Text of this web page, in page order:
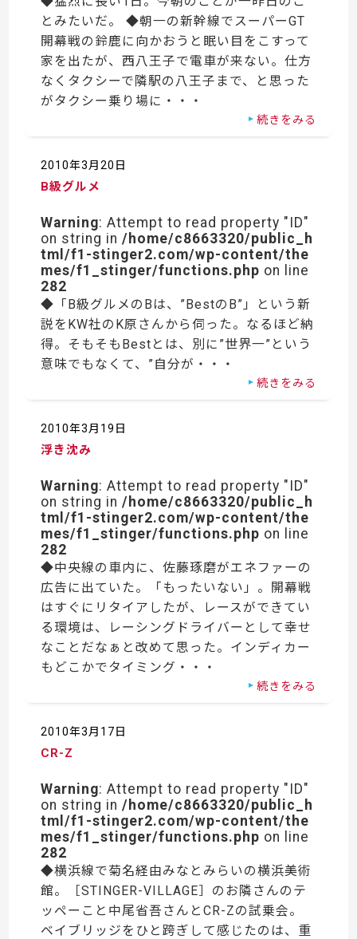
とみたいだ。 ◆朝一の新幹線でスーパーGT
開幕戦の鈴鹿に向かおうと眠い目をこすって
家を出たが、西八王子で電車が来ない。仕方
なくタクシーで隣駅の八王子まで、と思った
がタクシー乗り場に・・・
続きをみる
2010年3月20日
B級グルメ
Warning: Attempt to read property "ID"
on string in/home/c8663320/public_h
tml/f1-stinger2.com/wp-content/the
mes/f1_stinger/functions.php on line
282
◆「B級グルメのBは、”BestのB”」という新
説をKW社のK原さんから伺った。なるほど納
得。そもそもBestとは、別に”世界一”という
意味でもなくて、”自分が・・・
続きをみる
2010年3月19日
浮き沈み
Warning: Attempt to read property "ID"
on string in/home/c8663320/public_h
tml/f1-stinger2.com/wp-content/the
mes/f1_stinger/functions.php on line
282
◆中央線の車内に、佐藤琢磨がエネファーの
広告に出ていた。「もったいない」。開幕戦
はすぐにリタイアしたが、レースができてい
る環境は、レーシングドライバーとして幸せ
なことだなぁと改めて思った。インディカー
もどこかでタイミング・・・
続きをみる
2010年3月17日
CR-Z
Warning: Attempt to read property "ID"
on string in/home/c8663320/public_h
tml/f1-stinger2.com/wp-content/the
mes/f1_stinger/functions.php on line
282
◆横浜線で菊名経由みなとみらいの横浜美術
館。［STINGER-VILLAGE］のお隣さんのテ
ッペーこと中尾省吾さんとCR-Zの試乗会。
ベイブリッジをひと跨ぎして感じたのは、重